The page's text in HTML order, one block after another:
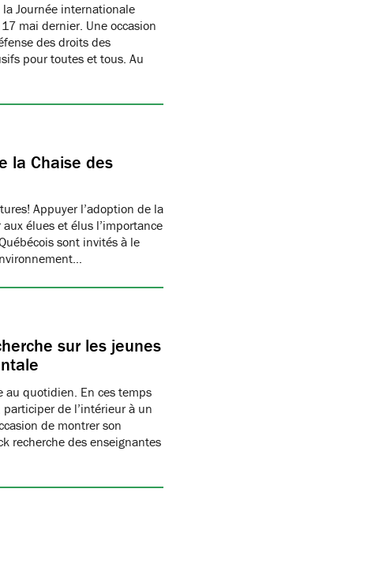
Journée internationale
mai dernier. Une occasion
des droits des
pour toutes et tous. Au
la Chaise des
Appuyer l’adoption de la
élues et élus l’importance
sont invités à le
sur les jeunes
au quotidien. En ces temps
de l’intérieur à un
de montrer son
recherche des enseignantes